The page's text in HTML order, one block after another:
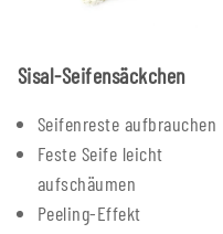
Sisal-Seifensäckchen
Seifenreste aufbrauchen
Feste Seife leicht
aufschäumen
Peeling-Effekt